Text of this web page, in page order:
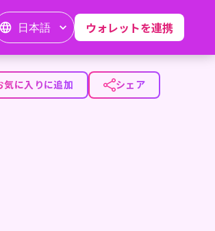
日本語 ウォレットを連携
気に入りに追加 シェア